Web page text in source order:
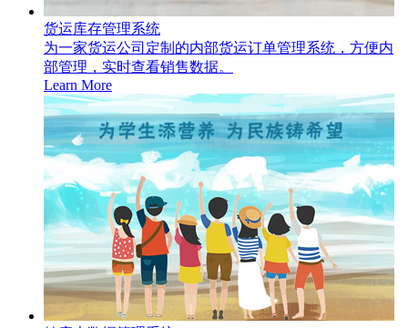
货运库存管理系统
为一家货运公司定制的内部货运订单管理系统，方便内
部管理，实时查看销售数据。
Learn More